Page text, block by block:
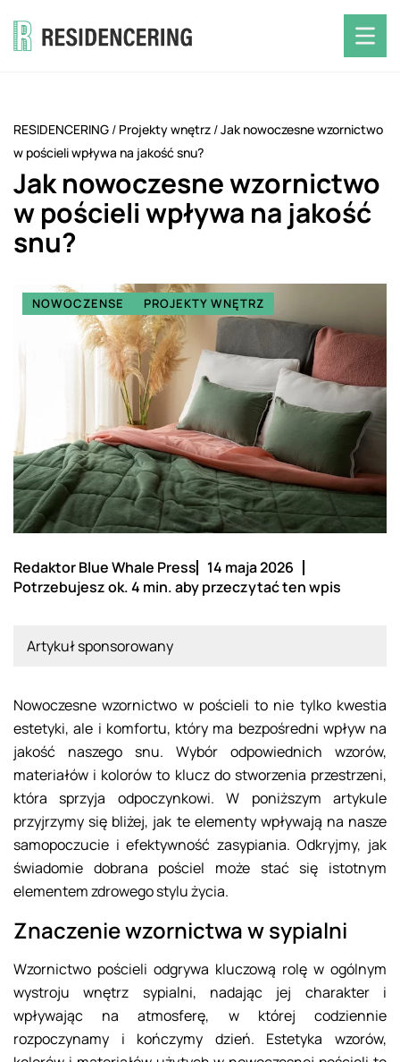
RESIDENCERING / Projekty wnętrz /Jak nowoczesne wzornictwo
w pościeli wpływa na jakość snu?
Jak nowoczesne wzornictwo
w pościeli wpływa na jakość
snu?
NOWOCZENSE PROJEKTY WNĘTRZ
Redaktor Blue Whale Press
14 maja 2026
Potrzebujesz ok. 4 min. aby przeczytać ten wpis
Artykuł sponsorowany
Nowoczesne wzornictwo w pościeli to nie tylko kwestia
estetyki, ale i komfortu, który ma bezpośredni wpływ na
jakość naszego snu. Wybór odpowiednich wzorów,
materiałów i kolorów to klucz do stworzenia przestrzeni,
która sprzyja odpoczynkowi. W poniższym artykule
przyjrzymy się bliżej, jak te elementy wpływają na nasze
samopoczucie i efektywność zasypiania. Odkryjmy, jak
świadomie dobrana pościel może stać się istotnym
elementem zdrowego stylu życia.
Znaczenie wzornictwa w sypialni
Wzornictwo pościeli odgrywa kluczową rolę w ogólnym
wystroju wnętrz sypialni, nadając jej charakter i
wpływając na atmosferę, w której codziennie
rozpoczynamy i kończymy dzień. Estetyka wzorów,